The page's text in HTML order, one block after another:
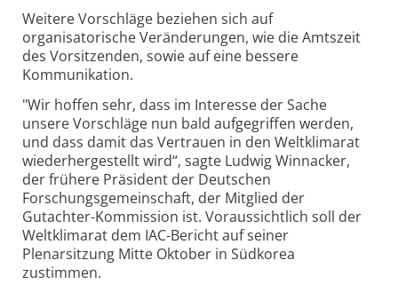
Weitere Vorschläge beziehen sich auf
organisatorische Veränderungen, wie die Amtszeit
des Vorsitzenden, sowie auf eine bessere
Kommunikation.
"Wir hoffen sehr, dass im Interesse der Sache
unsere Vorschläge nun bald aufgegriffen werden,
und dass damit das Vertrauen in den Weltklimarat
wiederhergestellt wird“, sagte Ludwig Winnacker,
der frühere Präsident der Deutschen
Forschungsgemeinschaft, der Mitglied der
Gutachter-Kommission ist. Voraussichtlich soll der
Weltklimarat dem IAC-Bericht auf seiner
Plenarsitzung Mitte Oktober in Südkorea
zustimmen.